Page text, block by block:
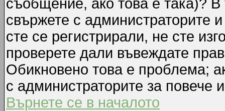
съобщение, ако това е така)?
свържете с администраторите
сте се регистрирали, не сте
проверете дали въвеждате
Обикновено това е проблема;
с администраторите за повече
Върнете се в началото